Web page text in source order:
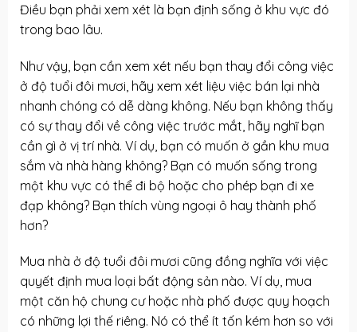
Điều bạn phải xem xét là bạn định sống ở khu vực đó
trong bao lâu.
Như vậy, bạn cần xem xét nếu bạn thay đổi công việc
ở độ tuổi đôi mươi, hãy xem xét liệu việc bán lại nhà
nhanh chóng có dễ dàng không. Nếu bạn không thấy
có sự thay đổi về công việc trước mắt, hãy nghĩ bạn
cần gì ở vị trí nhà. Ví dụ, bạn có muốn ở gần khu mua
sắm và nhà hàng không? Bạn có muốn sống trong
một khu vực có thể đi bộ hoặc cho phép bạn đi xe
đạp không? Bạn thích vùng ngoại ô hay thành phố
hơn?
Mua nhà ở độ tuổi đôi mươi cũng đồng nghĩa với việc
quyết định mua loại bất động sản nào. Ví dụ, mua
một căn hộ chung cư hoặc nhà phố được quy hoạch
có những lợi thế riêng. Nó có thể ít tốn kém hơn so với